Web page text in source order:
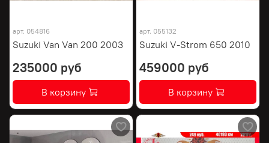
арт. 054816
Suzuki Van Van 200 2003
235000 руб
В корзину
арт. 055132
Suzuki V-Strom 650 2010
459000 руб
В корзину